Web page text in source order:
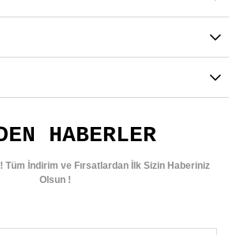
HABERLER
Tüm İndirim ve Fırsatlardan İlk Sizin Haberiniz
Olsun !